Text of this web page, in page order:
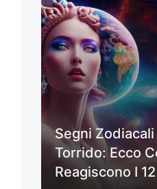
Segni Zodiacali
Torrido: Ecco
Reagiscono I